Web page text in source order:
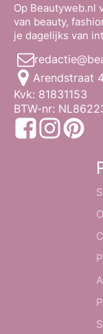
Op Beautyweb.nl
van beauty,
je dagelijks van
Arendstraat
Kvk: 81831153
BTW-nr: